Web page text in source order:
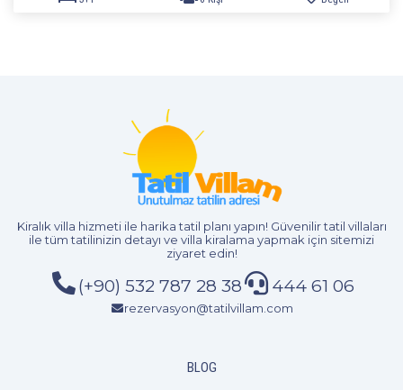
Kiralık villa hizmetiile harika tatil planı yapın! Güvenilir tatil villaları
ile tüm tatilinizin detayı ve villa kiralama yapmak için sitemizi
ziyaret edin!
(+90) 532 787 28 38 444 61 06
rezervasyon@tatilvillam.com
BLOG